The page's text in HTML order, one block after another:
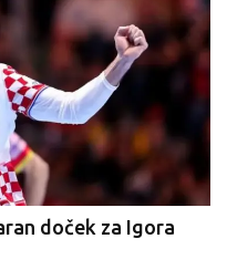
doček za Igora